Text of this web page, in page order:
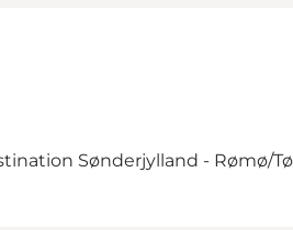
Sønderjylland - Rømø/